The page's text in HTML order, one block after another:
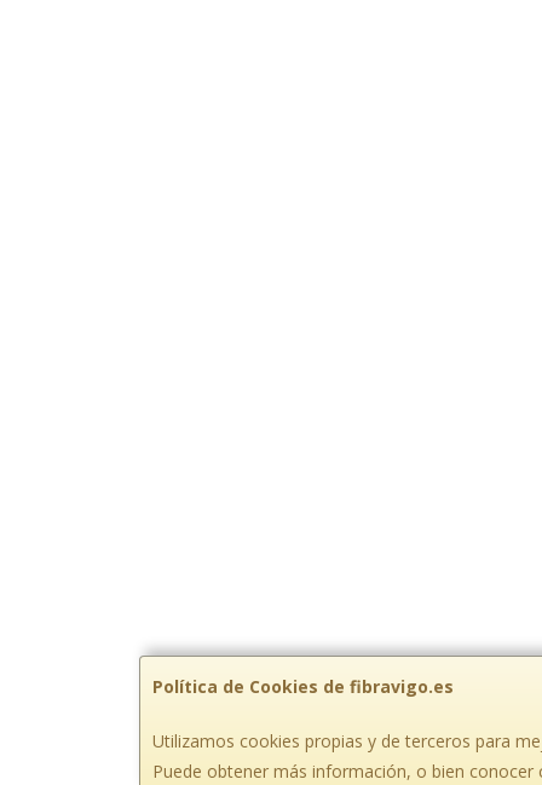
Política de Cookies de fibravigo.es
Utilizamos cookies propias y de terceros para
Puede obtener más información, o bien